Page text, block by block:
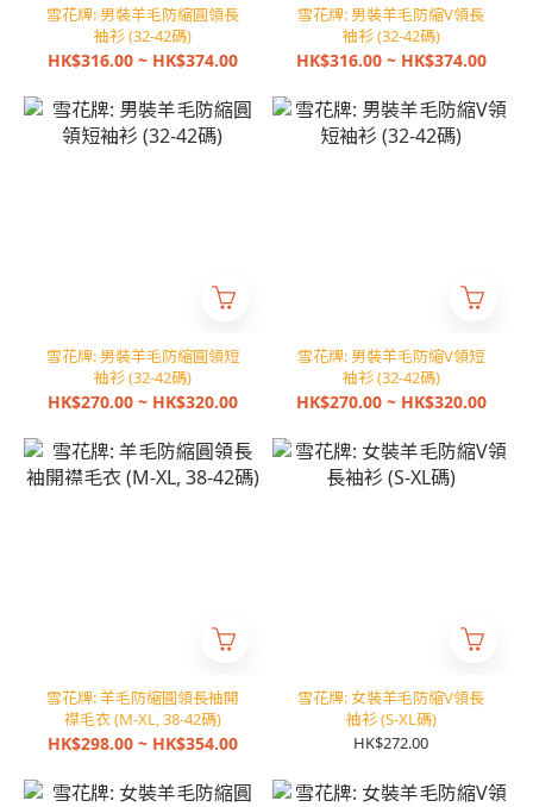
雪花牌: 男裝羊毛防縮圓領長
袖衫 (32-42碼)
HK$316.00 ~ HK$374.00
雪花牌: 男裝羊毛防縮V領長
袖衫 (32-42碼)
HK$316.00 ~ HK$374.00
雪花牌: 男裝羊毛防縮圓領短
袖衫 (32-42碼)
HK$270.00 ~ HK$320.00
雪花牌: 男裝羊毛防縮V領短
袖衫 (32-42碼)
HK$270.00 ~ HK$320.00
雪花牌: 羊毛防縮圓領長袖開
襟毛衣 (M-XL, 38-42碼)
HK$298.00 ~ HK$354.00
雪花牌: 女裝羊毛防縮V領長
袖衫 (S-XL碼)
HK$272.00